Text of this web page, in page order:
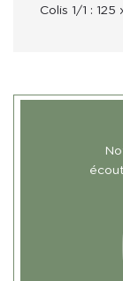
Colis 1/1 :